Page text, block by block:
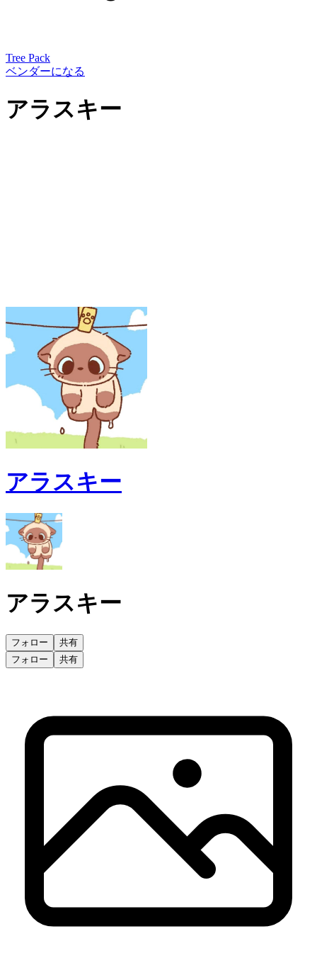
Tree Pack
ベンダーになる
アラスキー
アラスキー
アラスキー
フォロー
共有
フォロー
共有